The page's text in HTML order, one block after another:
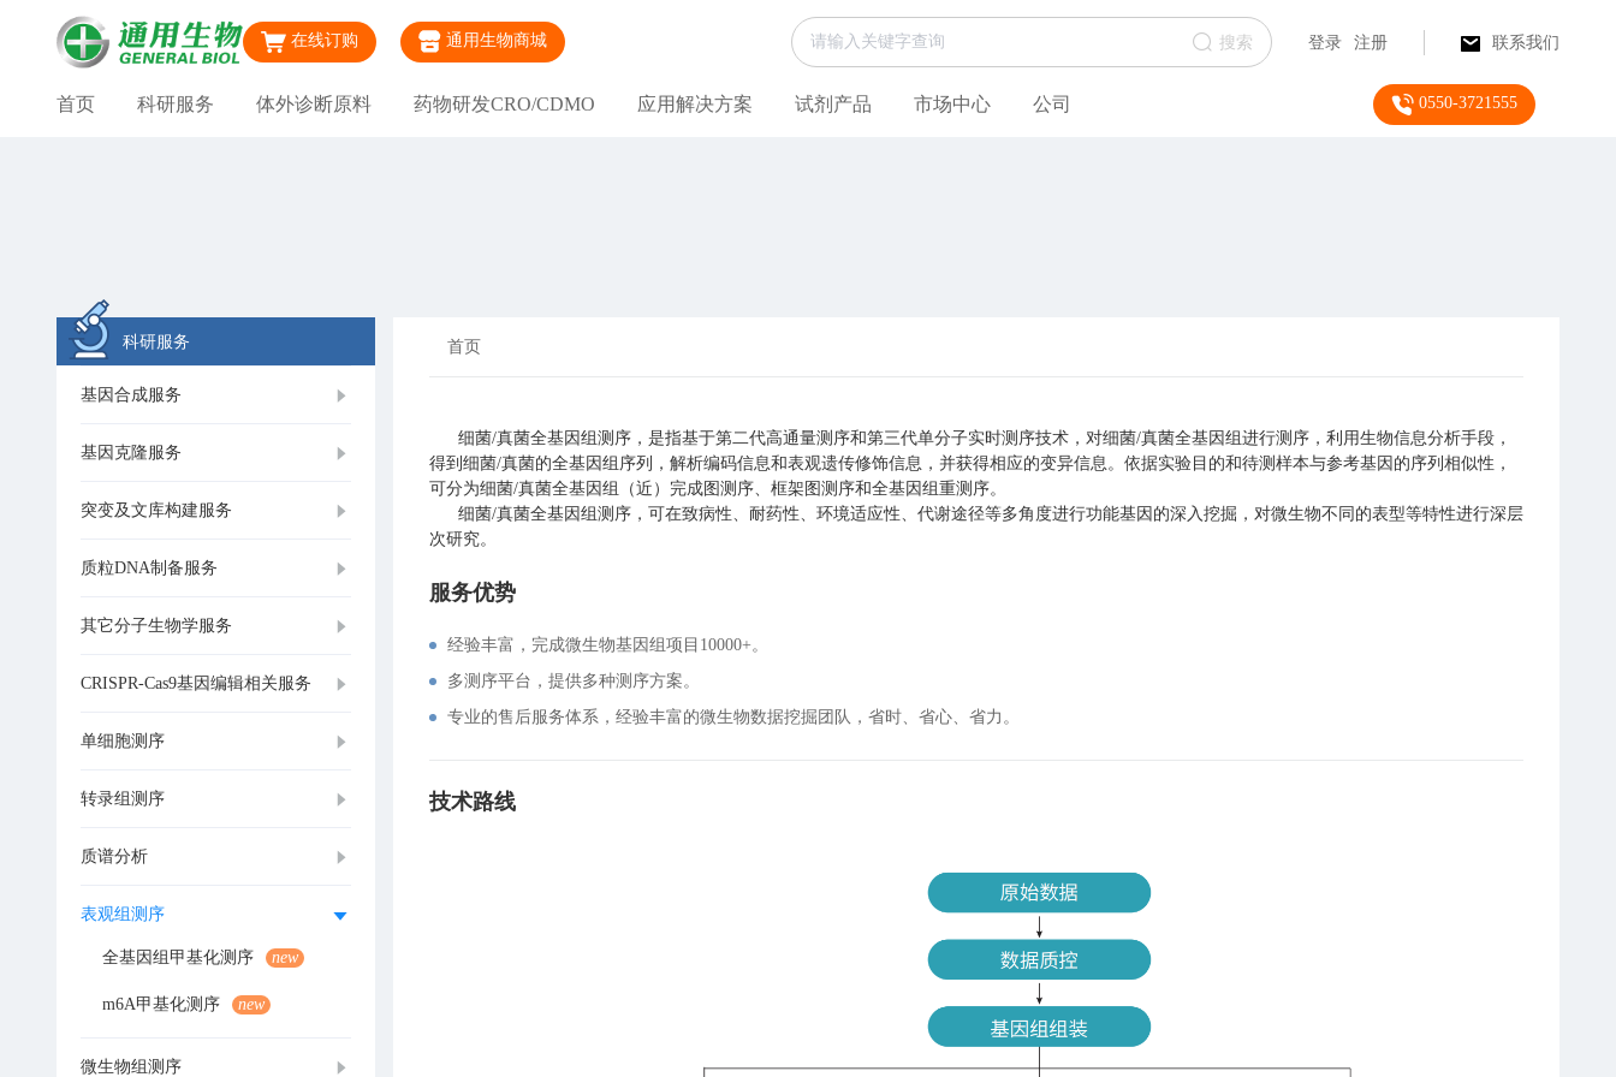
在线订购 通用生物商城 搜索 登录 注册 联系我们
首页 科研服务 体外诊断原料 药物研发CRO/CDMO 应用解决方案 试剂产品 市场中心 公司 0550-3721555
科研服务
基因合成服务
基因克隆服务
突变及文库构建服务
质粒DNA制备服务
其它分子生物学服务
CRISPR-Cas9基因编辑相关服务
单细胞测序
转录组测序
质谱分析
表观组测序
全基因组甲基化测序 new
m6A甲基化测序 new
微生物组测序
首页
细菌/真菌全基因组测序，是指基于第二代高通量测序和第三代单分子实时测序技术，对细菌/真菌全基因组进行测序，利用生物信息分析手段，
得到细菌/真菌的全基因组序列，解析编码信息和表观遗传修饰信息，并获得相应的变异信息。依据实验目的和待测样本与参考基因的序列相似性，
可分为细菌/真菌全基因组（近）完成图测序、框架图测序和全基因组重测序。
细菌/真菌全基因组测序，可在致病性、耐药性、环境适应性、代谢途径等多角度进行功能基因的深入挖掘，对微生物不同的表型等特性进行深层
次研究。
服务优势
经验丰富，完成微生物基因组项目10000+。
多测序平台，提供多种测序方案。
专业的售后服务体系，经验丰富的微生物数据挖掘团队，省时、省心、省力。
技术路线